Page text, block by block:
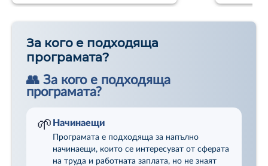
Обучението се води от доказани практици с
насоки за успешна реализация в сферата на ТРЗ и
управлението на човешките ресурси.
🏆 След успешно завършване
Участниците разполагат с практически знания и
увереност за самостоятелна работа по
администриране на трудови правоотношения,
личен състав и работни заплати в различни
организации и бизнес структури.
За кого е подходяща
програмата?
👥 За кого е подходяща
програмата?
🌱 Начинаещи
Програмата е подходяща за напълно
начинаещи, които се интересуват от сферата
на труда и работната заплата, но не знаят